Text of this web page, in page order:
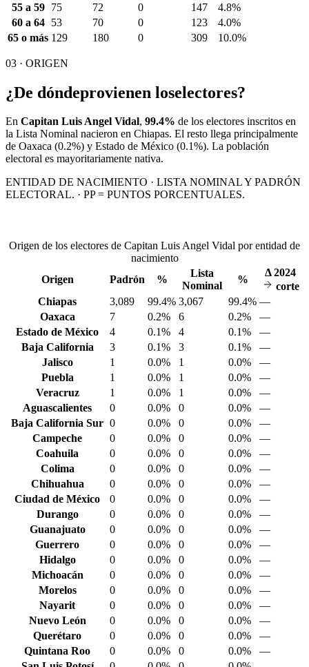
55 a 59
75 72 0 147
4.8%
60 a 64
53 70 0 123
4.0%
65 o más 129 180 0 309 10.0%
03 · ORIGEN
¿De dóndeprovienen loselectores?
En Capitan Luis Angel Vidal, 99.4% de los electores inscritos en
la Lista Nominal nacieron en Chiapas. El resto llega principalmente
de Oaxaca (0.2%) y Estado de México (0.1%). La población
electoral es mayoritariamente nativa.
ENTIDAD DE NACIMIENTO · LISTA NOMINAL Y PADRÓN
ELECTORAL. · PP = PUNTOS PORCENTUALES.
Origen de los electores de Capitan Luis Angel Vidal por entidad de
nacimiento
Origen
Padrón %
Lista
Nominal
%
Δ2024
corte
Chiapas
3,089 99.4% 3,067 99.4% —
Oaxaca
7 0.2% 6 0.2%
—
Estado de México
4 0.1% 4 0.1%
—
Baja California
3 0.1% 3 0.1%
—
Jalisco
1 0.0% 1 0.0%
—
Puebla
1 0.0% 1 0.0%
—
Veracruz
1 0.0% 1 0.0%
—
Aguascalientes
0 0.0% 0 0.0%
—
Baja California Sur 0 0.0% 0 0.0%
—
Campeche
0 0.0% 0 0.0%
—
Coahuila
0 0.0% 0 0.0%
—
Colima
0 0.0% 0 0.0%
—
Chihuahua
0 0.0% 0 0.0%
—
Ciudad de México
0 0.0% 0 0.0%
—
Durango
0 0.0% 0 0.0%
—
Guanajuato
0 0.0% 0 0.0%
—
Guerrero
0 0.0% 0 0.0%
—
Hidalgo
0 0.0% 0 0.0%
—
Michoacán
0 0.0% 0 0.0%
—
Morelos
0 0.0% 0 0.0%
—
Nayarit
0 0.0% 0 0.0%
—
Nuevo León
0 0.0% 0 0.0%
—
Querétaro
0 0.0% 0 0.0%
—
Quintana Roo
0 0.0% 0 0.0%
—